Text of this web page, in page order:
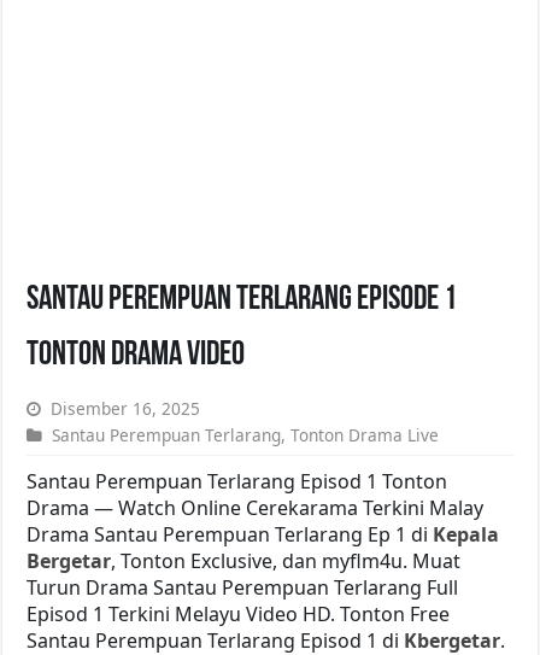
Santau Perempuan Terlarang Episode 1
Tonton Drama Video
Disember 16, 2025
Santau Perempuan Terlarang,Tonton Drama Live
Santau Perempuan Terlarang Episod 1 Tonton
Drama — Watch Online Cerekarama Terkini Malay
Drama Santau Perempuan Terlarang Ep 1 di Kepala
Bergetar, Tonton Exclusive, dan myflm4u. Muat
Turun Drama Santau Perempuan Terlarang Full
Episod 1 Terkini Melayu Video HD. Tonton Free
Santau Perempuan Terlarang Episod 1 di Kbergetar.